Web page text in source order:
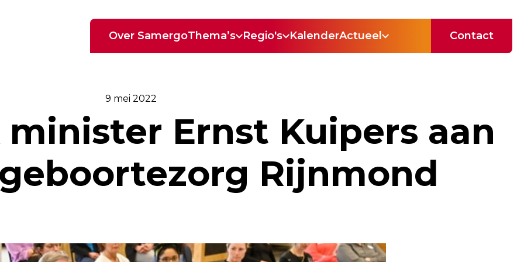
Over SamergoThema’s Regio's KalenderActueel Contact
9 mei 2022
Ernst Kuipers aan
Rijnmond